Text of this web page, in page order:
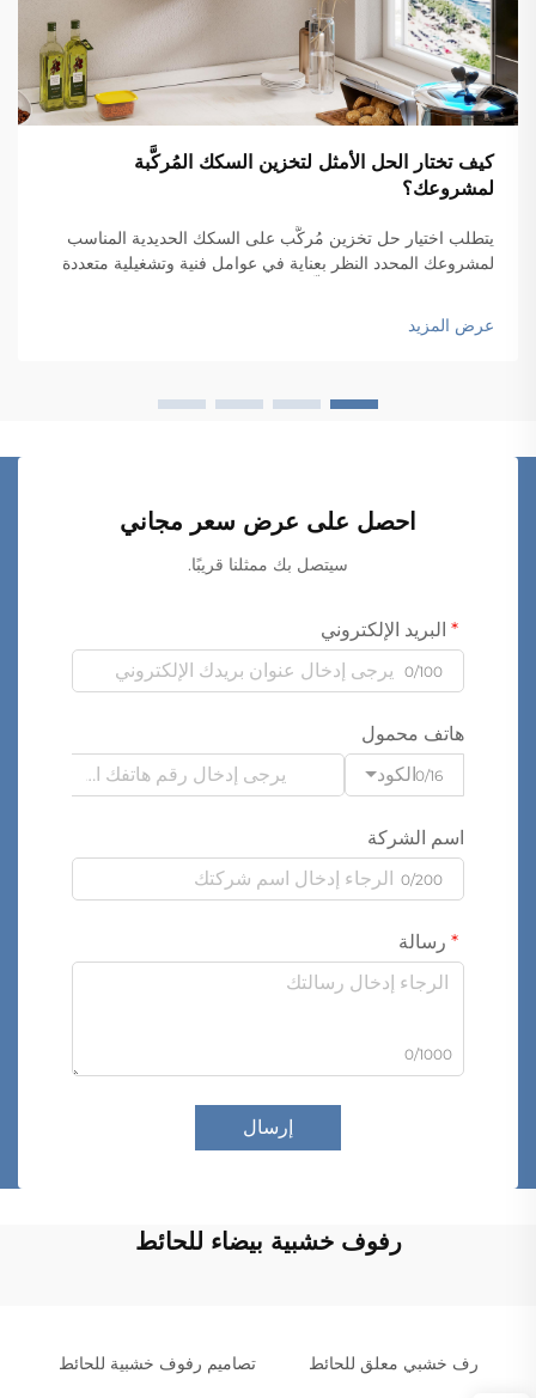
كيف تختار الحل الأمثل لتخزين السكك المُركَّبة
لمشروعك؟
يتطلب اختيار حل تخزين مُركَّب على السكك الحديدية المناسب
لمشروعك المحدد النظر بعناية في عوامل فنية وتشغيلية متعددة
الطويل. وتتضمن عملية اتخاذ القرار...
عرض المزيد
احصل على عرض سعر مجاني
سيتصل بك ممثلنا قريبًا.
البريد الإلكتروني
0/100
هاتف محمول
الكود0/16
اسم الشركة
0/200
رسالة
0/1000
إرسال
رفوف خشبية بيضاء للحائط
رف خشبي معلق للحائط تصاميم رفوف خشبية للحائط